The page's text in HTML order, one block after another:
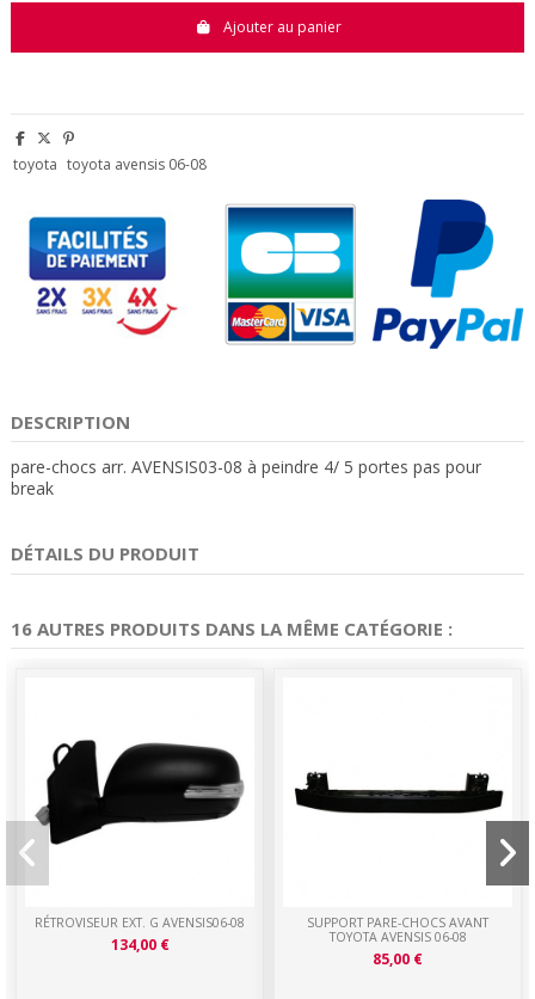
Ajouter au panier
toyota toyota avensis 06-08
DESCRIPTION
pare-chocs arr. AVENSIS03-08 à peindre 4/ 5 portes pas pour
break
DÉTAILS DU PRODUIT
16 AUTRES PRODUITS DANS LA MÊME CATÉGORIE :
RÉTROVISEUR EXT. G AVENSIS06-08
134,00 €
SUPPORT PARE-CHOCS AVANT
TOYOTA AVENSIS 06-08
85,00 €